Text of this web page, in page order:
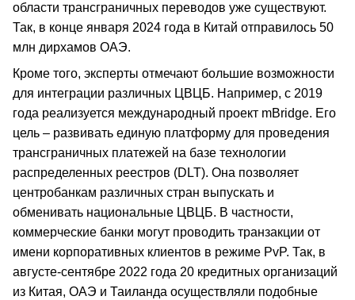
области трансграничных переводов уже существуют.
Так, в конце января 2024 года в Китай отправилось 50
млн дирхамов ОАЭ.
Кроме того, эксперты отмечают большие возможности
для интеграции различных ЦВЦБ. Например, с 2019
года реализуется международный проект mBridge. Его
цель – развивать единую платформу для проведения
трансграничных платежей на базе технологии
распределенных реестров (DLT). Она позволяет
центробанкам различных стран выпускать и
обменивать национальные ЦВЦБ. В частности,
коммерческие банки могут проводить транзакции от
имени корпоративных клиентов в режиме PvP. Так, в
августе-сентябре 2022 года 20 кредитных организаций
из Китая, ОАЭ и Таиланда осуществляли подобные